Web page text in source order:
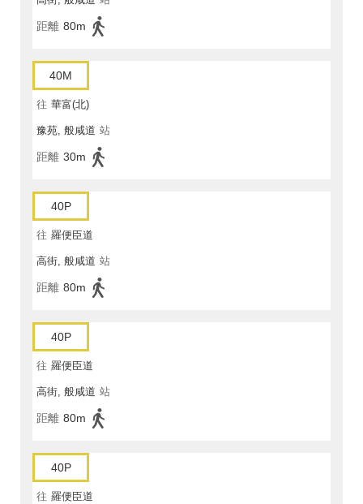
距離 80m
40M
往 華富(北)
豫苑, 般咸道 站
距離 30m
40P
往 羅便臣道
高街, 般咸道 站
距離 80m
40P
往 羅便臣道
高街, 般咸道 站
距離 80m
40P
往 羅便臣道